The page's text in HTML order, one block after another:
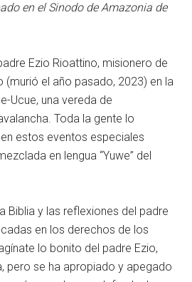
en el Sinodo de Amazonia de
Ezio Rioattino, misionero de
(murió el año pasado, 2023) en la
Ucue, una vereda de
Toda la gente lo
estos eventos especiales
en lengua “Yuwe” del
Biblia y las reflexiones del padre
en los derechos de los
lo bonito del padre Ezio,
pero se ha apropiado y apegado